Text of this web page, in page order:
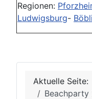
Regionen:
Ludwigsburg-
Aktuelle Seite: